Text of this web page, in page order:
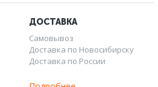
ДОСТАВКА
Самовывоз
Доставка по Новосибирску
Доставка по России